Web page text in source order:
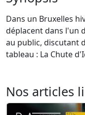
Dans un Bruxelles
déplacent dans l'un
au public, discutant
tableau : La Chute
Nos articles